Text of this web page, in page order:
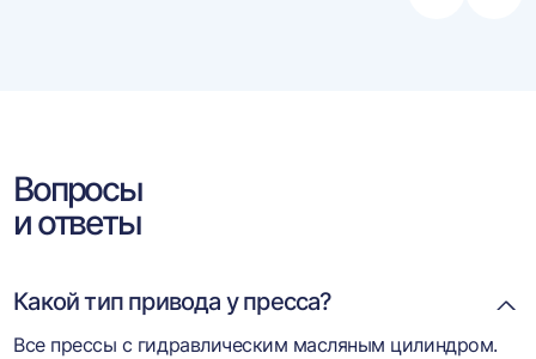
Вопросы
и ответы
Какой тип привода у пресса?
Все прессы с гидравлическим масляным цилиндром.